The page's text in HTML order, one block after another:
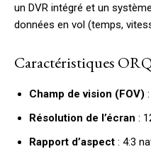
un DVR intégré et un
données en vol (temps,
Caractéristiques
Champ de vision (FOV)
Résolution de l’écran :
Rapport d’aspect : 4:3